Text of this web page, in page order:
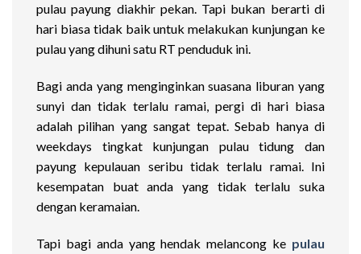
pulau payung diakhir pekan. Tapi bukan berarti di
hari biasa tidak baik untuk melakukan kunjungan ke
pulau yang dihuni satu RT penduduk ini.
Bagi anda yang menginginkan suasana liburan yang
sunyi dan tidak terlalu ramai, pergi di hari biasa
adalah pilihan yang sangat tepat. Sebab hanya di
weekdays tingkat kunjungan pulau tidung dan
payung kepulauan seribu tidak terlalu ramai. Ini
kesempatan buat anda yang tidak terlalu suka
dengan keramaian.
Tapi bagi anda yang hendak melancong ke pulau